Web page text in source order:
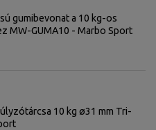
gumibevonat a 10 kg-os
MW-GUMA10 - Marbo Sport
10 kg ø31 mm Tri-